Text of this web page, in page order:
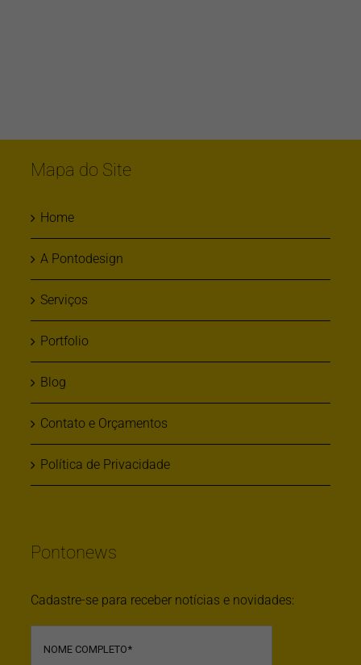
Mapa do Site
Home
A Pontodesign
Serviços
Portfolio
Blog
Contato e Orçamentos
Política de Privacidade
Pontonews
Cadastre-se para receber notícias e novidades: